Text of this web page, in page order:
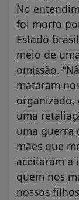
No
foi morto
Estado
meio de
omissão.
mataram
organizado,
uma
uma guerra
mães que
aceitaram a
quem nos
nossos